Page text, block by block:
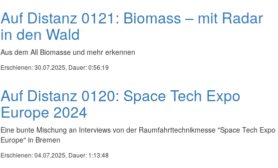
Auf Distanz 0121: Biomass – mit Radar
in den Wald
Aus dem All Biomasse und mehr erkennen
Erschienen: 30.07.2025, Dauer: 0:56:19
Auf Distanz 0120: Space Tech Expo
Europe 2024
Eine bunte Mischung an Interviews von der Raumfahrttechnikmesse "Space Tech Expo
Europe" in Bremen
Erschienen: 04.07.2025, Dauer: 1:13:48